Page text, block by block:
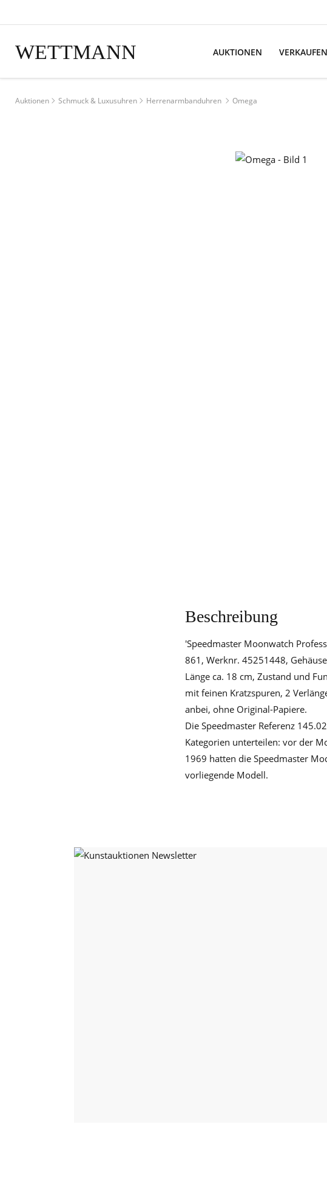
WETTMANN AUKTIONEN VERKAUFEN
Auktionen Schmuck & Luxusuhren Herrenarmbanduhren Omega
Beschreibung
'Speedmaster Moonwatch
861, Werknr. 45251448,
Länge ca. 18 cm, Zustand und
mit feinen Kratzspuren, 2
anbei, ohne Original-Papiere.
Die Speedmaster Referenz
Kategorien unterteilen: vor der
1969 hatten die Speedmaster
vorliegende Modell.